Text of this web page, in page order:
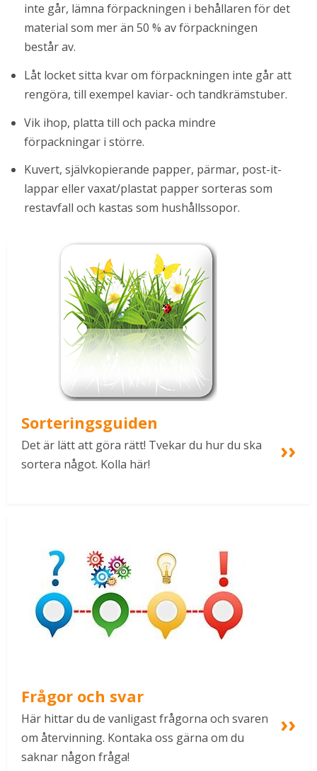
i nytt fönster.
inte går, lämna förpackningen i behållaren för det
material som mer än 50 % av förpackningen
består av.
Låt locket sitta kvar om förpackningen inte går att
rengöra, till exempel kaviar- och tandkrämstuber.
Vik ihop, platta till och packa mindre
förpackningar i större.
Kuvert, självkopierande papper, pärmar, post-it-
lappar eller vaxat/plastat papper sorteras som
restavfall och kastas som hushållssopor.
Sorteringsguiden
Det är lätt att göra rätt! Tvekar du hur du ska
sortera något. Kolla här!
Frågor och svar
Här hittar du de vanligast frågorna och svaren
om återvinning. Kontaka oss gärna om du
saknar någon fråga!